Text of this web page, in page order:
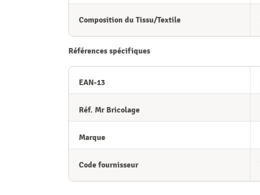
Composition du Tissu/Textile
Références spécifiques
EAN-13
Réf. Mr Bricolage
Marque
Code fournisseur